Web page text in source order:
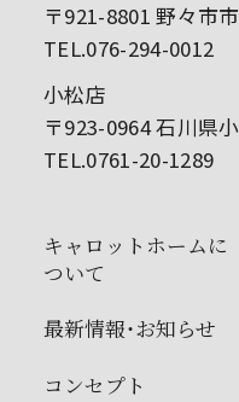
〒921-8801 野々市
TEL.076-294-0012
小松店
〒923-0964 石川県
TEL.0761-20-1289
キャロットホームに
ついて
最新情報・お知らせ
コンセプト